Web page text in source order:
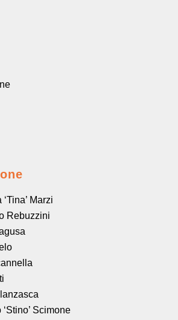
Marzi
Rebuzzini
Scimone